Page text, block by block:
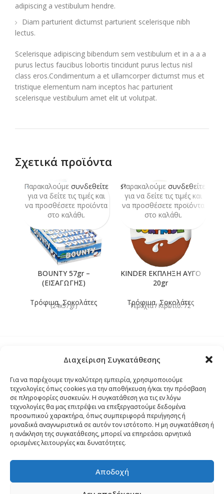
Διαχείριση Συγκατάθεσης
Για να παρέχουμε την καλύτερη εμπειρία, χρησιμοποιούμε
τεχνολογίες όπως cookies για την αποθήκευση ή/και την πρόσβαση
σε πληροφορίες συσκευών. Η συγκατάθεση για τις εν λόγω
τεχνολογίες θα μας επιτρέψει να επεξεργαστούμε δεδομένα
προσωπικού χαρακτήρα, όπως συμπεριφορά περιήγησης ή
μοναδικά αναγνωριστικά σε αυτόν τον ιστότοπο. Η μη συγκατάθεση ή
η ανάκληση της συγκατάθεσης, μπορεί να επηρεάσει αρνητικά
ορισμένες λειτουργίες και δυνατότητες.
Αποδοχή
adipiscing a vestibulum hendre.
Diam parturient dictumst parturient scelerisque nibh
lectus.
Scelerisque adipiscing bibendum sem vestibulum et in a a a
purus lectus faucibus lobortis tincidunt purus lectus nisl
class eros.Condimentum a et ullamcorper dictumst mus et
tristique elementum nam inceptos hac parturient
scelerisque vestibulum amet elit ut volutpat.
Σχετικά προϊόντα
BOUNTY 57gr –
(ΕΙΣΑΓΩΓΗΣ)
Τρόφιμα,Σοκολάτες
(24x57gr)
Παρακαλούμε συνδεθείτε
για να δείτε τις τιμές και
να προσθέσετε προϊόντα
στο καλάθι.
SOLD
OUT
KINDER ΕΚΠΛΗΞΗ ΑΥΓΟ
20gr
Τρόφιμα,Σοκολάτες
Τεμάχια / Κιβώτιο: 72
Παρακαλούμε συνδεθείτε
για να δείτε τις τιμές και
να προσθέσετε προϊόντα
στο καλάθι.
Τρόποι Αποστολής
Τρόποι Αγοράς – Πληρωμής – Επιστρόφης
Όροι και Προϋποθέσεις
Δήλωση Απορρήτου